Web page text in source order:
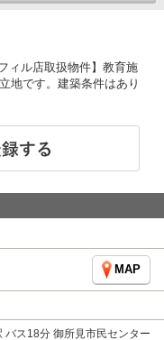
ィル店取扱物件】教育施
地です。建築条件はあり
MAP
バス18分 御所見市民センター